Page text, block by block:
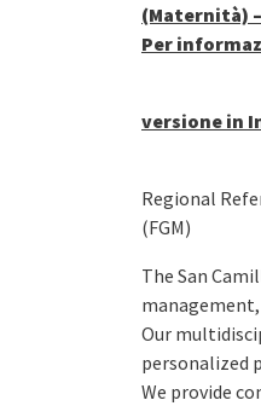
(Maternità)
Per
versione in
Regional
(FGM)
The San
Our
personalized
We provide